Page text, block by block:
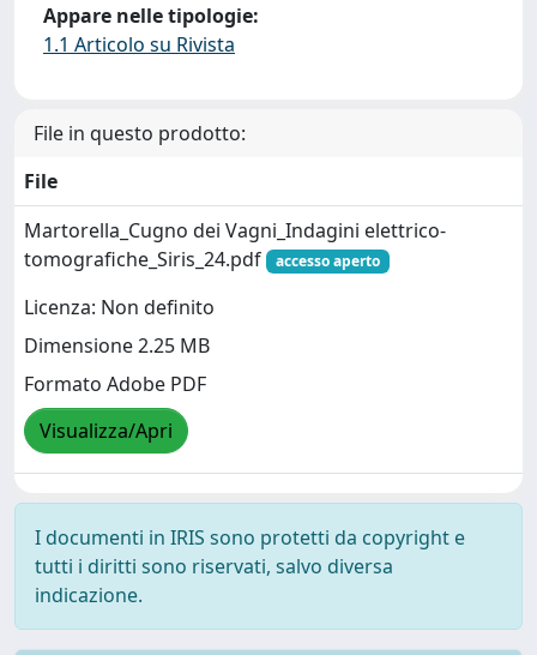
Appare nelle tipologie:
1.1 Articolo su Rivista
File in questo prodotto:
File
Martorella_Cugno dei Vagni_Indagini elettrico-
tomografiche_Siris_24.pdf
accesso aperto
Licenza: Non definito
Dimensione 2.25 MB
Formato Adobe PDF
Visualizza/Apri
I documenti in IRIS sono protetti da copyright e
tutti i diritti sono riservati, salvo diversa
indicazione.